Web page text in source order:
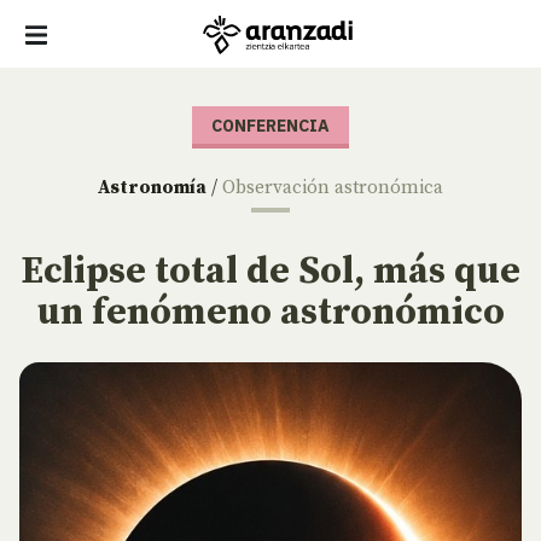
CONFERENCIA
Astronomía / Observación astronómica
Eclipse total de Sol, más que
un fenómeno astronómico